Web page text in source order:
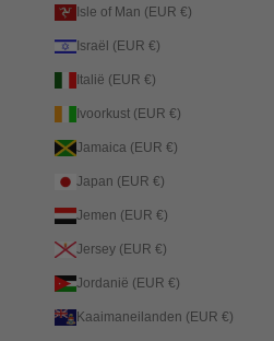
Isle of Man (EUR €)
Israël (EUR €)
Italië (EUR €)
Ivoorkust (EUR €)
Jamaica (EUR €)
Japan (EUR €)
Jemen (EUR €)
Jersey (EUR €)
Jordanië (EUR €)
Kaaimaneilanden (EUR €)